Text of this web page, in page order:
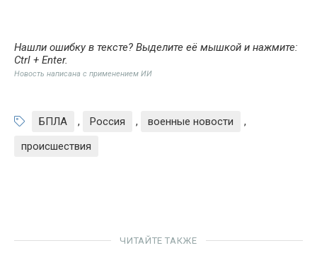
Нашли ошибку в тексте? Выделите её мышкой и нажмите:
Ctrl + Enter.
Новость написана с применением ИИ
БПЛА , Россия , военные новости
,
происшествия
ЧИТАЙТЕ ТАКЖЕ